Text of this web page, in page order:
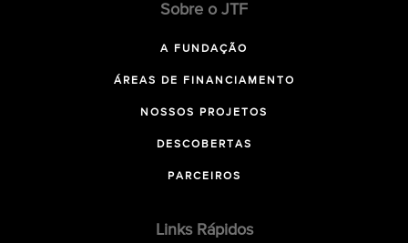
Sobre o JTF
A FUNDAÇÃO
ÁREAS DE FINANCIAMENTO
NOSSOS PROJETOS
DESCOBERTAS
PARCEIROS
Links Rápidos